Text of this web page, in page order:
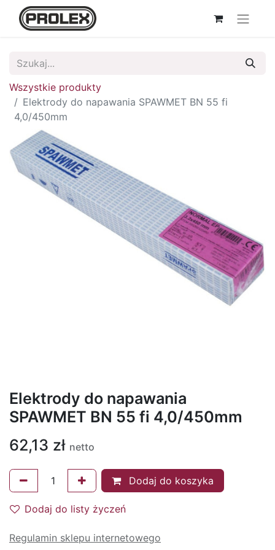
Wszystkie produkty
Elektrody do napawania SPAWMET BN 55 fi
4,0/450mm
Elektrody do napawania
SPAWMET BN 55 fi 4,0/450mm
62,13 zł netto
Dodaj do koszyka
Dodaj do listy życzeń
Regulamin sklepu internetowego